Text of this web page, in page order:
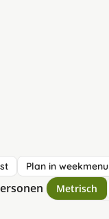
Plan in weekmenu
Metrisch